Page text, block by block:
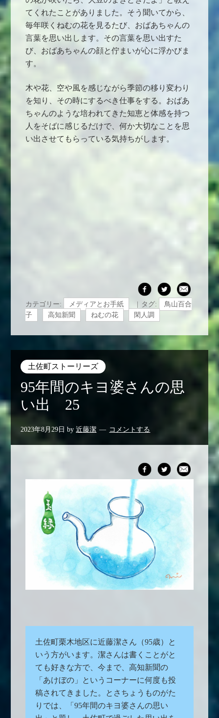
てくれたことがありました。そう聞いてから、
毎年咲くねむの花を見るたび、おばあちゃんの
言葉を思い出します。その言葉を思い出すた
び、おばあちゃんの顔と佇まいが心に浮かびま
す。
木や花、空や風を感じながら季節の移り変わり
を知り、その時にするべき仕事をする。おばあ
ちゃんのような培われてきた知恵と体感を持つ
人をそばに感じるだけで、何か大切なことを思
い出させてもらっている気持ちがします。
カテゴリー: メディアとお手紙 タグ:
鳥山百合
子
高知新聞 ねむの花 閑人調
土佐町ストーリーズ
95年間のキヨ婆さんの思
い出 25
2023年8月29日 by近藤潔 コメントする
土佐町栗木地区に近藤潔さん（95歳）と
いう方がいます。潔さんは書くことがと
ても好きな方で、今まで、高知新聞の
「あけぼの」というコーナーに何度も投
稿されてきました。とさちょうものがた
りでは、「95年間のキヨ婆さんの思い